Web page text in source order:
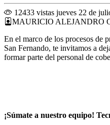
12433 vistas jueves 22 de
MAURICIO ALEJANDRO
En el marco de los procesos de
San Fernando, te invitamos a
formar parte del personal de
¡Súmate a nuestro equipo!